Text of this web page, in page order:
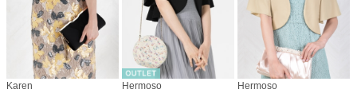
Karen Hermoso Hermoso